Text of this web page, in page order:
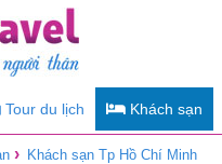
Tour du lịch Khách sạn
› Khách sạn Tp Hồ Chí Minh